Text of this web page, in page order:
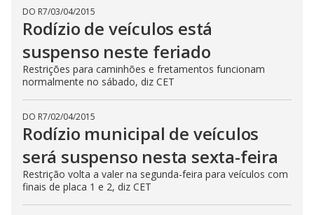
DO R7/03/04/2015
Rodízio de veículos está
suspenso neste feriado
Restrições para caminhões e fretamentos funcionam
normalmente no sábado, diz CET
DO R7/02/04/2015
Rodízio municipal de veículos
será suspenso nesta sexta-feira
Restrição volta a valer na segunda-feira para veículos com
finais de placa 1 e 2, diz CET